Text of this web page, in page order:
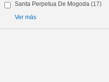
Santa Perpetua De Mogoda (17)
Ver más